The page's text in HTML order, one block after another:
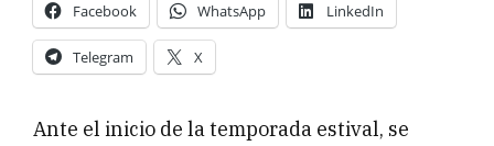
Facebook WhatsApp LinkedIn
Telegram X
Ante el inicio de la temporada estival, se